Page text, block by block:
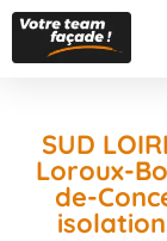
SUD
Loroux-
de-